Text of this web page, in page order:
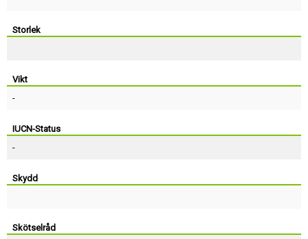
Storlek
Vikt
-
IUCN-Status
-
Skydd
Skötselråd